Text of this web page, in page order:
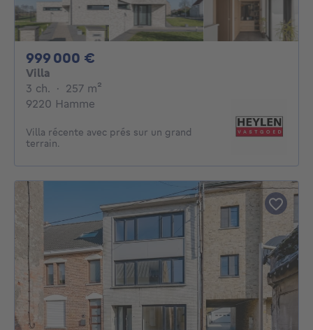
999 000 €
Villa
3 ch. 3 chambres
· 257 m²
9220 Hamme
Villa récente avec prés sur un grand
terrain.